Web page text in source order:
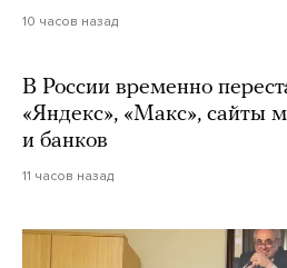
10 часов назад
В России временно
«Яндекс», «Макс», сайты
и банков
11 часов назад